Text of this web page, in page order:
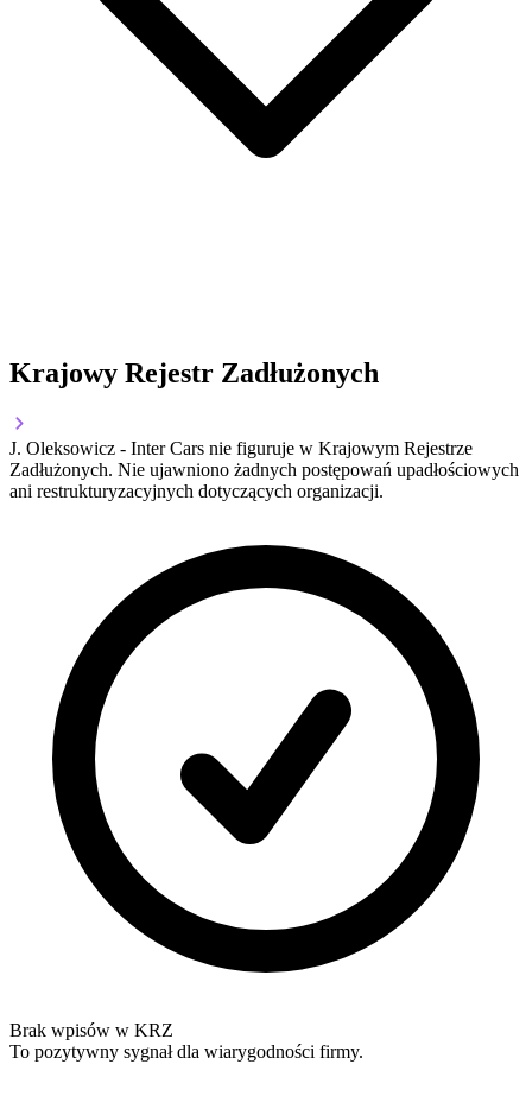
Krajowy Rejestr Zadłużonych
J. Oleksowicz - Inter Cars nie figuruje w Krajowym Rejestrze
Zadłużonych. Nie ujawniono żadnych postępowań upadłościowych
ani restrukturyzacyjnych dotyczących organizacji.
Brak wpisów w KRZ
To pozytywny sygnał dla wiarygodności firmy.